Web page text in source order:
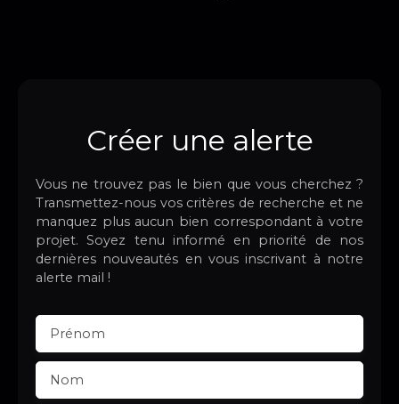
Créer une alerte
Vous ne trouvez pas le bien que vous cherchez ?
Transmettez-nous vos critères de recherche et ne
manquez plus aucun bien correspondant à votre
projet. Soyez tenu informé en priorité de nos
dernières nouveautés en vous inscrivant à notre
alerte mail !
Prénom
Nom